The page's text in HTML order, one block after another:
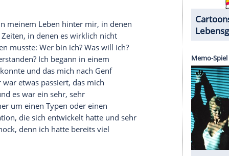
auch eine Show am 23. September in
zwei Jahre hinter mir, in denen ich keine
Traum, der sich erfüllt. Ich habe mit The
Berlingespielt, aber dieses neue
zu
löst vielEnthusiasmus
TitelIhres drittenSoloalbums
, sondern auch